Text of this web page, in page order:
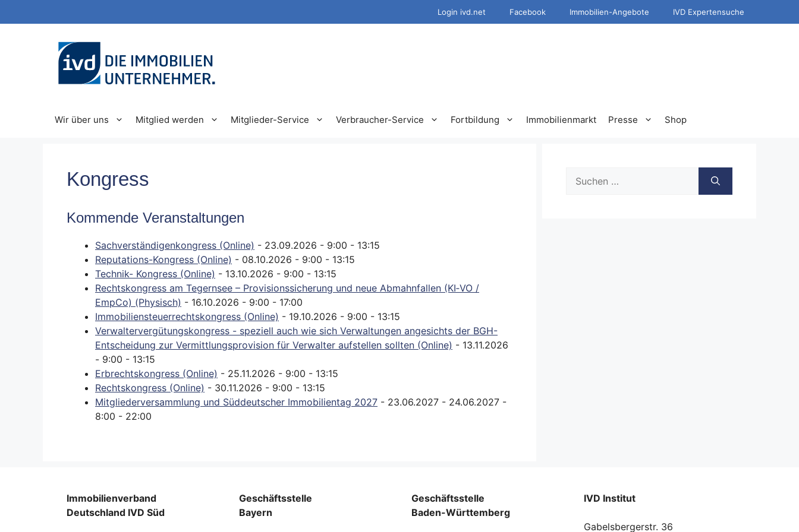
Inhalt
Login ivd.net Facebook Immobilien-Angebote IVD Expertensuche
Wir über uns Mitglied werden Mitglieder-Service Verbraucher-Service Fortbildung Immobilienmarkt Presse Shop
Kongress
Kommende Veranstaltungen
Sachverständigenkongress (Online) - 23.09.2026 - 9:00 - 13:15
Reputations-Kongress (Online) - 08.10.2026 - 9:00 - 13:15
Technik- Kongress (Online) - 13.10.2026 - 9:00 - 13:15
Rechtskongress am Tegernsee – Provisionssicherung und neue Abmahnfallen (KI‑VO /
EmpCo) (Physisch) - 16.10.2026 - 9:00 - 17:00
Immobiliensteuerrechtskongress (Online) - 19.10.2026 - 9:00 - 13:15
Verwaltervergütungskongress - speziell auch wie sich Verwaltungen angesichts der BGH-
Entscheidung zur Vermittlungsprovision für Verwalter aufstellen sollten (Online) - 13.11.2026
- 9:00 - 13:15
Erbrechtskongress (Online) - 25.11.2026 - 9:00 - 13:15
Rechtskongress (Online) - 30.11.2026 - 9:00 - 13:15
Mitgliederversammlung und Süddeutscher Immobilientag 2027 - 23.06.2027 - 24.06.2027 -
8:00 - 22:00
nach:
Immobilienverband
Deutschland IVD Süd
Geschäftsstelle
Bayern
Geschäftsstelle
Baden-Württemberg
IVD Institut
Gabelsbergerstr. 36